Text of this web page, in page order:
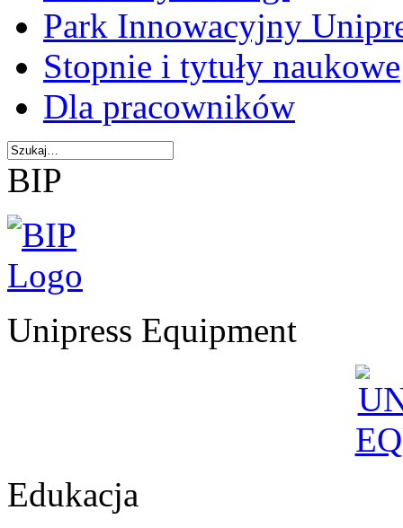
Park Innowacyjny
Stopnie i tytuły naukowe
Dla pracowników
BIP
Unipress Equipment
Edukacja